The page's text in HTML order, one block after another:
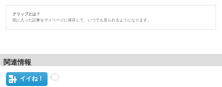
クリップとは？
気に入った記事をマイページに保存して、いつでも見られるようになります。
関連情報
イイね！